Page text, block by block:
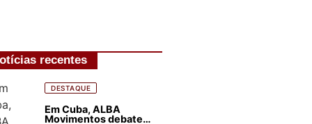
recentes
DESTAQUE
Em Cuba, ALBA
Movimentos debate